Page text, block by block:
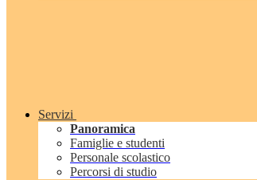
Servizi
Panoramica
Famiglie e studenti
Personale scolastico
Percorsi di studio